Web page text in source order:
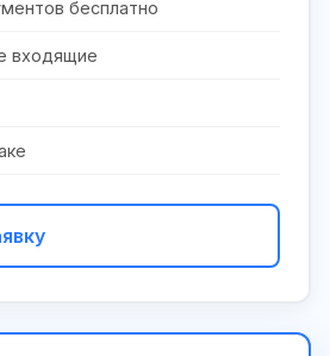
бесплатно
входящие